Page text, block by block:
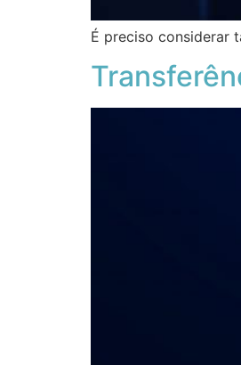
É preciso considerar